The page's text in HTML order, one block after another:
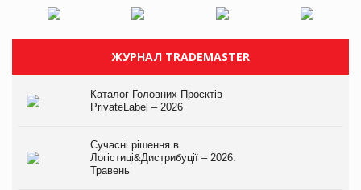
ЖУРНАЛ TRADEMASTER
Каталог Головних Проєктів
PrivateLabel – 2026
Сучасні рішення в
Логістиці&Дистрибуції – 2026.
Травень